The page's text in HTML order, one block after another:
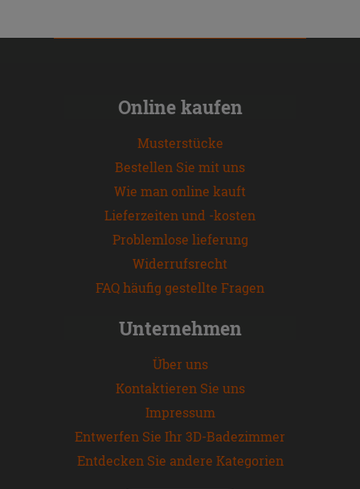
Online kaufen
Musterstücke
Bestellen Sie mit uns
Wie man online kauft
Lieferzeiten und -kosten
Problemlose lieferung
Widerrufsrecht
FAQ häufig gestellte Fragen
Unternehmen
Über uns
Kontaktieren Sie uns
Impressum
Entwerfen Sie Ihr 3D-Badezimmer
Entdecken Sie andere Kategorien